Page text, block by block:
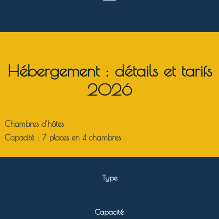
Hébergement : détails et tarifs
2026
Chambres d’hôtes
Capacité : 7 places en 4 chambres
Type
Capacité